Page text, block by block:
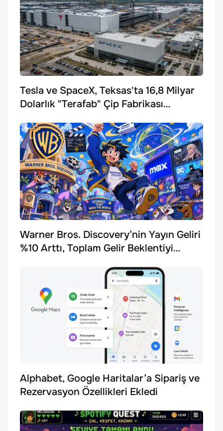
Tesla ve SpaceX, Teksas'ta 16,8 Milyar
Dolarlık "Terafab" Çip Fabrikası
Warner Bros. Discovery’nin Yayın Geliri
%10 Arttı, Toplam Gelir Beklentiyi
Alphabet, Google Haritalar’a Sipariş ve
Rezervasyon Özellikleri Ekledi